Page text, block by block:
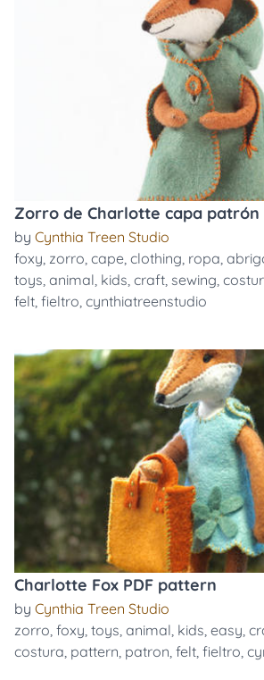
Zorro de Charlotte capa patrón
by Cynthia Treen Studio
foxy, zorro, cape, clothing, ropa,
toys, animal, kids, craft, sewing,
felt, fieltro, cynthiatreenstudio
Charlotte Fox PDF pattern
by Cynthia Treen Studio
zorro, foxy, toys, animal, kids, easy,
costura, pattern, patron, felt, fieltro,